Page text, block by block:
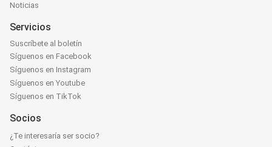
Noticias
Servicios
Suscríbete al boletín
Síguenos en Facebook
Síguenos en Instagram
Síguenos en Youtube
Síguenos en TikTok
Socios
¿Te interesaría ser socio?